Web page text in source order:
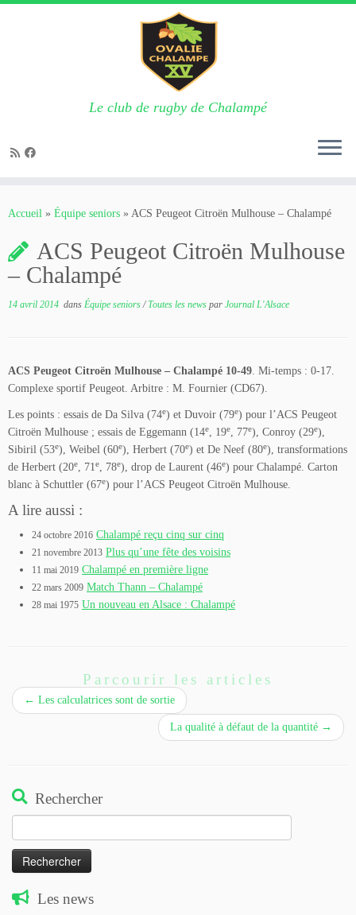
Le club de rugby de Chalampé
Accueil » Équipe seniors » ACS Peugeot Citroën Mulhouse – Chalampé
ACS Peugeot Citroën Mulhouse
– Chalampé
14 avril 2014 dans Équipe seniors/Toutes les news par Journal L'Alsace
ACS Peugeot Citroën Mulhouse – Chalampé 10-49. Mi-temps : 0-17.
Complexe sportif Peugeot. Arbitre : M. Fournier (CD67).
Les points : essais de Da Silva (74e) et Duvoir (79e) pour l’ACS Peugeot
Citroën Mulhouse ; essais de Eggemann (14e, 19e, 77e), Conroy (29e),
Sibiril (53e), Weibel (60e), Herbert (70e) et De Neef (80e), transformations
de Herbert (20e, 71e, 78e), drop de Laurent (46e) pour Chalampé. Carton
blanc à Schuttler (67e) pour l’ACS Peugeot Citroën Mulhouse.
A lire aussi :
24 octobre 2016 Chalampé reçu cinq sur cinq
21 novembre 2013 Plus qu’une fête des voisins
11 mai 2019 Chalampé en première ligne
22 mars 2009 Match Thann – Chalampé
28 mai 1975 Un nouveau en Alsace : Chalampé
Parcourir les articles
← Les calculatrices sont de sortie
La qualité à défaut de la quantité →
Rechercher
Les news